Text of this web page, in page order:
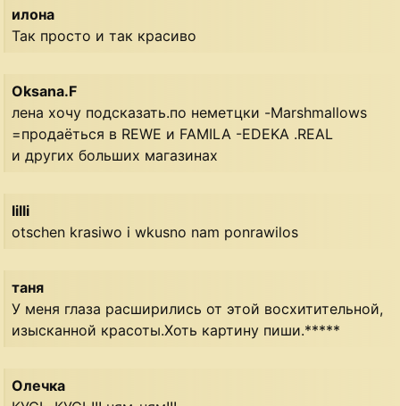
илона
Так просто и так красиво
Oksana.F
лена хочу подсказать.по неметцки -Marshmallows
=продаёться в REWE и FAMILA -EDEKA .REAL
и других больших магазинах
lilli
otschen krasiwo i wkusno nam ponrawilos
таня
У меня глаза расширились от этой восхитительной,
изысканной красоты.Хоть картину пиши.*****
Олечка